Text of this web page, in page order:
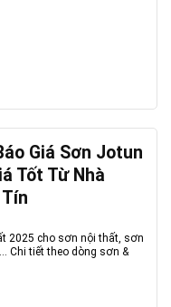
Giá Sơn Jotun
Tốt Từ Nhà
2025 cho sơn nội thất, sơn
Chi tiết theo dòng sơn &